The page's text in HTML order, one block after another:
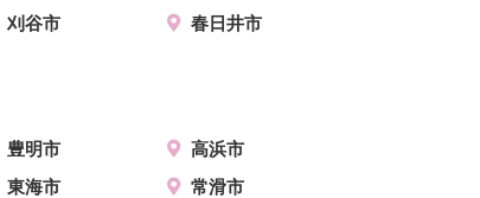
刈谷市 春日井市
豊明市
高浜市
東海市 常滑市